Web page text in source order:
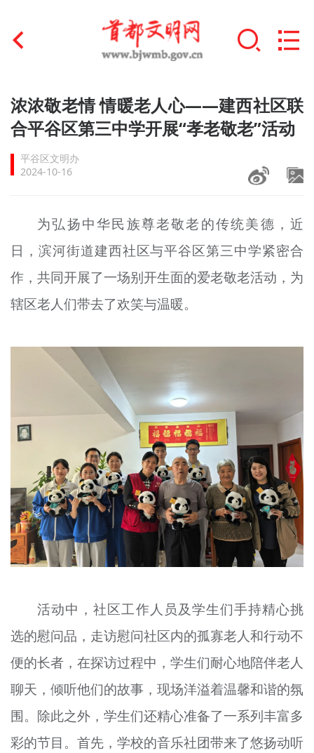
首页
文明创建
+
文明实践
未成年人思想道德建设
榜样人物
+
身边好人
北京宣传文化引导基金
宣传思想文化人才
专题
资料库
+
浓浓敬老情 情暖老人心——建西社区联
合平谷区第三中学开展“孝老敬老”活动
平谷区文明办
2024-10-16
为弘扬中华民族尊老敬老的传统美德，近
日，滨河街道建西社区与平谷区第三中学紧密合
作，共同开展了一场别开生面的爱老敬老活动，为
辖区老人们带去了欢笑与温暖。
活动中，社区工作人员及学生们手持精心挑
选的慰问品，走访慰问社区内的孤寡老人和行动不
便的长者，在探访过程中，学生们耐心地陪伴老人
聊天，倾听他们的故事，现场洋溢着温馨和谐的氛
围。除此之外，学生们还精心准备了一系列丰富多
彩的节目。首先，学校的音乐社团带来了悠扬动听